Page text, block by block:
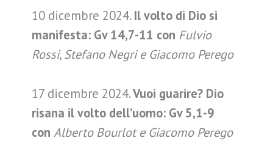
10 dicembre 2024. Il volto di Dio si
manifesta: Gv 14,7-11 con Fulvio
Rossi, Stefano Negri e Giacomo Perego
17 dicembre 2024.Vuoi guarire? Dio
risana il volto dell’uomo: Gv 5,1-9
con Alberto Bourlot e Giacomo Perego